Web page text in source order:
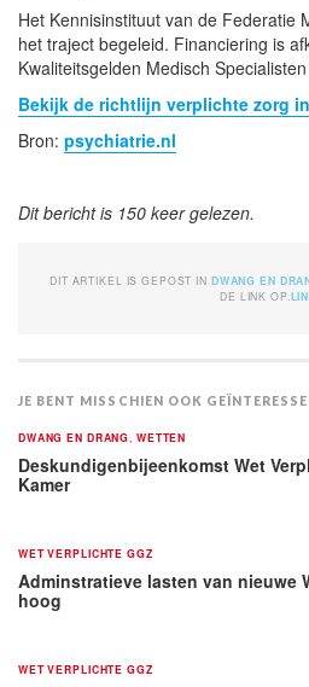
Het Kennisinstituut van de Federatie
het traject begeleid. Financiering is
Kwaliteitsgelden Medisch
Bekijk de richtlijn verplichte zorg
Bron: psychiatrie.nl
Dit bericht is 150 keer gelezen.
DIT ARTIKEL IS GEPOST IN DWANG EN
DE LINK OP.
JE BENT MISSCHIEN OOK
DWANG EN DRANG WETTEN
Deskundigenbijeenkomst Wet
Kamer
WET VERPLICHTE GGZ
Adminstratieve lasten van nieuwe
hoog
WET VERPLICHTE GGZ